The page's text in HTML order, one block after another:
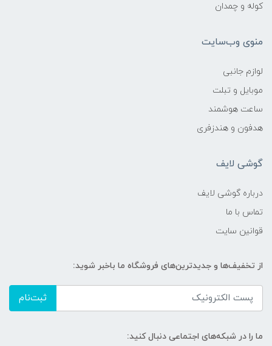
کوله و چمدان
منوی وب‌سایت
لوازم جانبی
موبایل و تبلت
ساعت هوشمند
هدفون و هندزفری
گوشی لایف
درباره گوشی لایف
تماس با ما
قوانین سایت
از تخفیف‌ها و جدیدترین‌های فروشگاه ما باخبر شوید:
ثبت‌نام
ما را در شبکه‌های اجتماعی دنبال کنید: